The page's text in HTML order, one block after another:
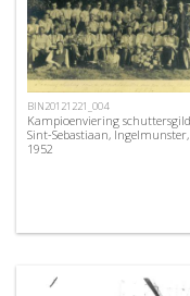
BIN20121221_004
Kampioenviering
Sint-Sebastiaan, Ingelmunster,
1952